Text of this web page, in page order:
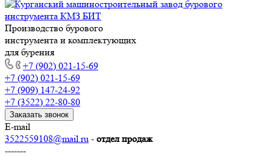
Производство бурового
инструмента и комплектующих
для бурения
+7 (902) 021-15-69
+7 (902) 021-15-69
+7 (909) 147-24-92
+7 (3522) 22-80-80
Заказать звонок
E-mail
3522559108@mail.ru - отдел продаж
-------